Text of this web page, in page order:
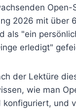
Open-
2026 mit über
als "ein
erledigt"
der Lektüre
wie man
konfiguriert, und